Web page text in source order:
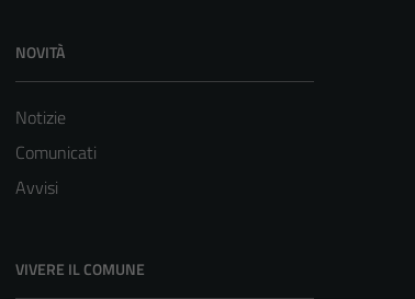
NOVITÀ
Notizie
Comunicati
Avvisi
VIVERE IL COMUNE